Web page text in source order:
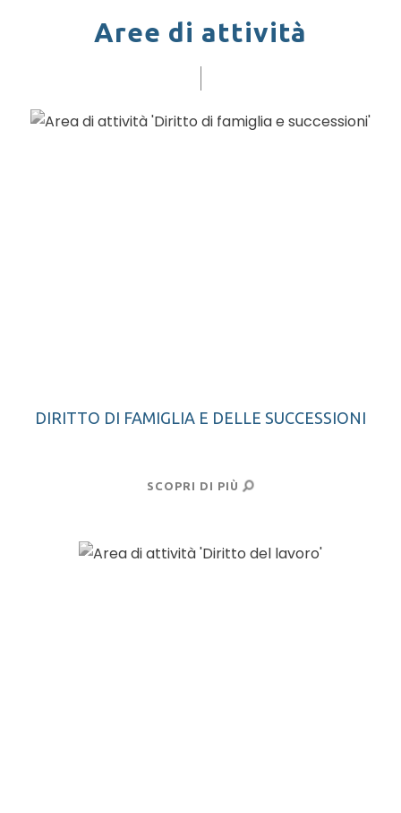
Aree di attività
DIRITTO DI FAMIGLIA E DELLE SUCCESSIONI
SCOPRI DI PIÙ